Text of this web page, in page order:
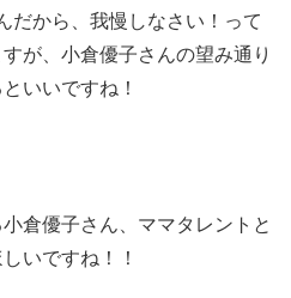
だから、我慢しなさい！って
が、小倉優子さんの望み通り
いいですね！
倉優子さん、ママタレントと
いですね！！